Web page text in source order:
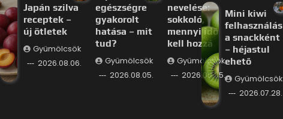
Japán szilva
receptek –
új ötletek
Gyümölcsök
2026.08.06.
egészségre
gyakorolt
hatása – mit
tud?
Gyümölcsök
2026.08.05.
nevelése:
sokkoló,
mennyi idő
kell hozzá
Gyümölcsök
2026.08.05.
Mini kiwi
felhasználás
a snackként
– héjastul
ehető
Gyümölcsök
2026.07.28.